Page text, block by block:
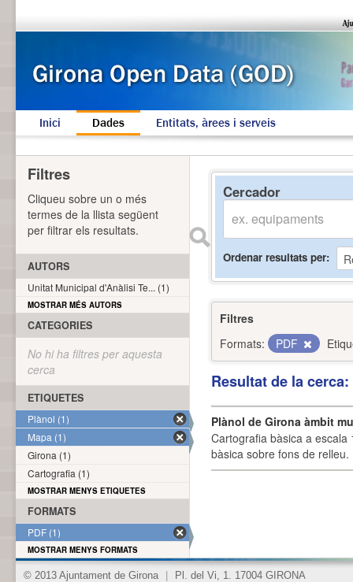
Inici Dades Entitats, àrees i serveis
Cercador
Ordenar resultats per
Filtres
Formats:
PDF
Resultat de la
Plànol de Girona àmbit
Cartografia bàsica a
bàsica sobre fons de
Filtres
Cliqueu sobre un o més
termes de la llista següent
per filtrar els resultats.
AUTORS
Unitat Municipal d'Anàlisi Te... (1)
MOSTRAR MÉS AUTORS
CATEGORIES
No hi ha filtres per aquesta
cerca
ETIQUETES
Plànol (1)
Mapa (1)
Girona (1)
Cartografia (1)
MOSTRAR MENYS ETIQUETES
FORMATS
PDF (1)
MOSTRAR MENYS FORMATS
© 2013 Ajuntament de Girona Pl. del Vi, 1. 17004 GIRONA